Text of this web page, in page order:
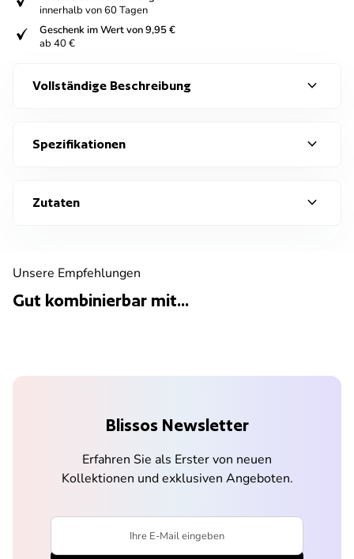
innerhalb von 60 Tagen
Geschenk im Wert von 9,95 €
ab 40 €
Vollständige Beschreibung expand_more
Spezifikationen expand_more
Zutaten expand_more
Unsere Empfehlungen
Gut kombinierbar mit...
Blissos Newsletter
Erfahren Sie als Erster von neuen
Kollektionen und exklusiven Angeboten.
Ihre E-Mail eingeben